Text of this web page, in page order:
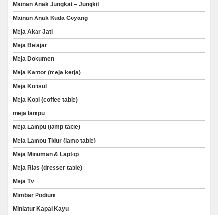
Mainan Anak Jungkat – Jungkit
Mainan Anak Kuda Goyang
Meja Akar Jati
Meja Belajar
Meja Dokumen
Meja Kantor (meja kerja)
Meja Konsul
Meja Kopi (coffee table)
meja lampu
Meja Lampu (lamp table)
Meja Lampu Tidur (lamp table)
Meja Minuman & Laptop
Meja Rias (dresser table)
Meja Tv
Mimbar Podium
Miniatur Kapal Kayu